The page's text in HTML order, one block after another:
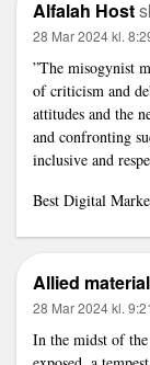
Alfalah Host
28 Mar 2024 kl.
”The misogynist
of criticism and
attitudes and the
and confronting
inclusive and
Best Digital
Allied
28 Mar 2024 kl.
In the midst of